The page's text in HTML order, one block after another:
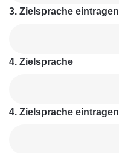
3. Zielsprache eintragen
4. Zielsprache
4. Zielsprache eintragen